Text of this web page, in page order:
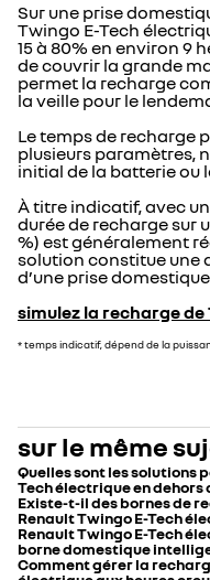
Sur une prise
Twingo E-Tech
15 à 80% en environ 9
de couvrir la grande
permet la recharge
la veille pour le
Le temps de recharge
plusieurs paramètres,
initial de la batterie ou
À titre indicatif, avec
durée de recharge sur
%) est généralement
solution constitue une
d’une prise
simulez la recharge
* temps indicatif, dépend de la
sur le même
Quelles sont les solutions
Tech électrique en dehors
Existe-t-il des bornes de
Renault Twingo E-Tech
Renault Twingo E-Tech
borne domestique
Comment gérer la